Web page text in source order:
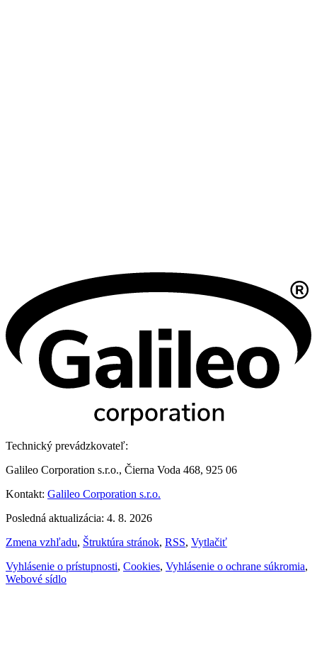
Technický prevádzkovateľ:
Galileo Corporation s.r.o., Čierna Voda 468, 925 06
Kontakt: Galileo Corporation s.r.o.
Posledná aktualizácia: 4. 8. 2026
Zmena vzhľadu, Štruktúra stránok, RSS, Vytlačiť
Vyhlásenie o prístupnosti, Cookies, Vyhlásenie o ochrane súkromia,
Webové sídlo